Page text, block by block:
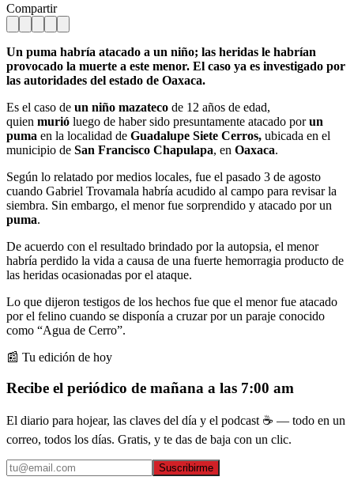
Compartir
Un puma habría atacado a un niño; las heridas le habrían
provocado la muerte a este menor. El caso ya es investigado por
las autoridades del estado de Oaxaca.
Es el caso de un niño mazateco de 12 años de edad,
quien murió luego de haber sido presuntamente atacado porun
puma en la localidad de Guadalupe Siete Cerros, ubicada en el
municipio de San Francisco Chapulapa, en Oaxaca.
Según lo relatado por medios locales, fue el pasado 3 de agosto
cuando Gabriel Trovamala habría acudido al campo para revisar la
siembra. Sin embargo, el menor fue sorprendido y atacado por un
puma.
De acuerdo con el resultado brindado por la autopsia, el menor
habría perdido la vida a causa de una fuerte hemorragia producto de
las heridas ocasionadas por el ataque.
Lo que dijeron testigos de los hechos fue que el menor fue atacado
por el felino cuando se disponía a cruzar por un paraje conocido
como “Agua de Cerro”.
📰 Tu edición de hoy
Recibe el periódico de mañana a las 7:00 am
El diario para hojear, las claves del día y el podcast ☕ — todo en un
correo, todos los días. Gratis, y te das de baja con un clic.
Suscribirme